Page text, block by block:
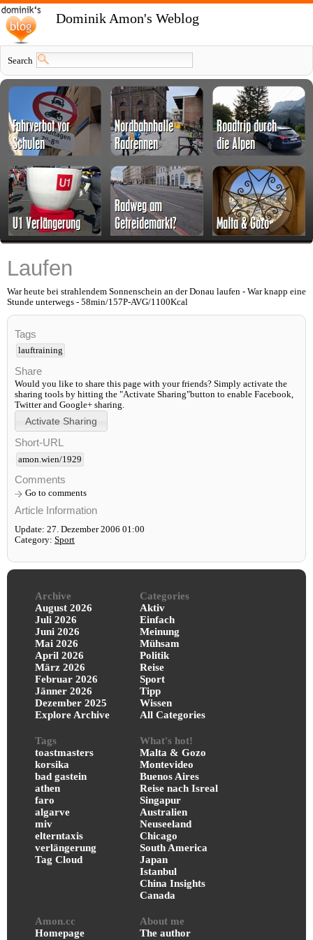
Dominik Amon's Weblog
Search
Laufen
War heute bei strahlendem Sonnenschein an der Donau laufen - War knapp eine
Stunde unterwegs - 58min/157P-AVG/1100Kcal
Tags
lauftraining
Share
Would you like to share this page with your friends? Simply activate the
sharing tools by hitting the "Activate Sharing"button to enable Facebook,
Twitter and Google+ sharing.
Short-URL
amon.wien/1929
Comments
Go to comments
Article Information
Update: 27. Dezember 2006 01:00
Category: Sport
Archive
August 2026
Juli 2026
Juni 2026
Mai 2026
April 2026
März 2026
Februar 2026
Jänner 2026
Dezember 2025
Explore Archive
Categories
Aktiv
Einfach
Meinung
Mühsam
Politik
Reise
Sport
Tipp
Wissen
All Categories
Tags
toastmasters
korsika
bad gastein
athen
faro
algarve
miv
elterntaxis
verlängerung
Tag Cloud
What's hot!
Malta & Gozo
Montevideo
Buenos Aires
Reise nach Isreal
Singapur
Australien
Neuseeland
Chicago
South America
Japan
Istanbul
China Insights
Canada
Amon.cc
Homepage
About me
The author